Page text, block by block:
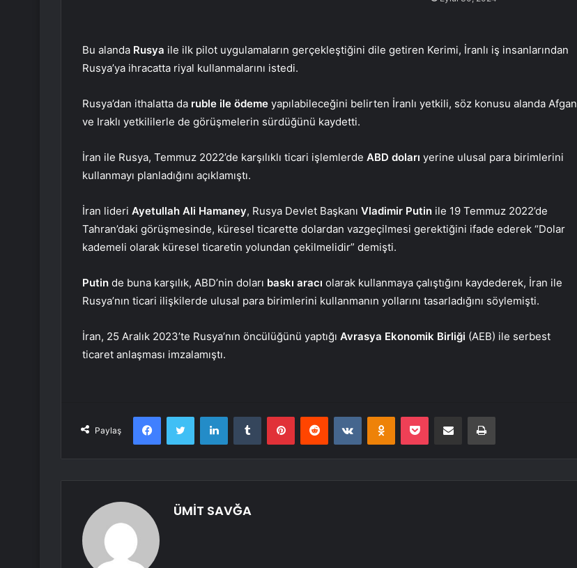
Bu alanda Rusya ile ilk pilot uygulamaların gerçekleştiğini dile getiren Kerimi, İranlı iş insanlarından
Rusya’ya ihracatta riyal kullanmalarını istedi.
Rusya’dan ithalatta da ruble ile ödeme yapılabileceğini belirten İranlı yetkili, söz konusu alanda Afgan
ve Iraklı yetkililerle de görüşmelerin sürdüğünü kaydetti.
İran ile Rusya, Temmuz 2022’de karşılıklı ticari işlemlerde ABD doları yerine ulusal para birimlerini
kullanmayı planladığını açıklamıştı.
İran lideri Ayetullah Ali Hamaney, Rusya Devlet Başkanı Vladimir Putin ile 19 Temmuz 2022’de
Tahran’daki görüşmesinde, küresel ticarette dolardan vazgeçilmesi gerektiğini ifade ederek “Dolar
kademeli olarak küresel ticaretin yolundan çekilmelidir” demişti.
Putin de buna karşılık, ABD’nin doları baskı aracı olarak kullanmaya çalıştığını kaydederek, İran ile
Rusya’nın ticari ilişkilerde ulusal para birimlerini kullanmanın yollarını tasarladığını söylemişti.
İran, 25 Aralık 2023’te Rusya’nın öncülüğünü yaptığı Avrasya Ekonomik Birliği (AEB) ile serbest
ticaret anlaşması imzalamıştı.
Paylaş
FacebookTwitter LinkedInTumblr PinterestReddit VKontakteOdnoklassniki
Pocket E-Posta ile paylaş Yazdır
ÜMİT SAVĞA